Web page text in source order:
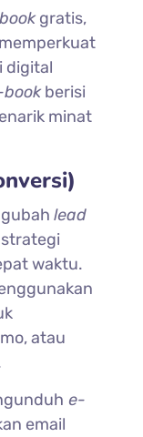
gratis,
digital
book berisi
minat
lead
waktu.
atau
e-
email